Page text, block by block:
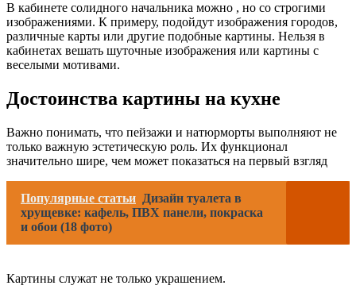
В кабинете солидного начальника можно , но со строгими
изображениями. К примеру, подойдут изображения городов,
различные карты или другие подобные картины. Нельзя в
кабинетах вешать шуточные изображения или картины с
веселыми мотивами.
Достоинства картины на кухне
Важно понимать, что пейзажи и натюрморты выполняют не
только важную эстетическую роль. Их функционал
значительно шире, чем может показаться на первый взгляд
Популярные статьи Дизайн туалета в
хрущевке: кафель, ПВХ панели, покраска
и обои (18 фото)
Картины служат не только украшением.